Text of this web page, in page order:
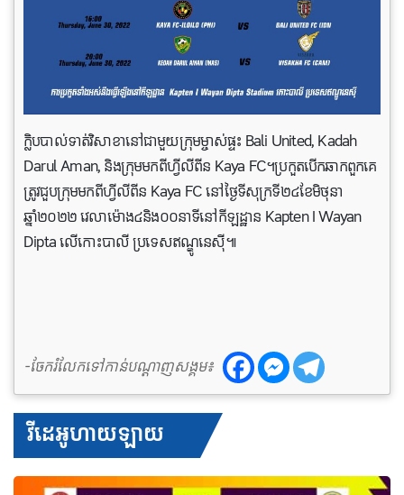
ក្លិបបាល់​ទាត់​វិសាខានៅជាមួយក្រុមម្ចាស់​ផ្ទះ Bali United, Kadah
Darul Aman, និង​ក្រុម​មកពីហ្វីលីពីន Kaya FC។​ប្រកួតបើក​ឆាក​ពួក​គេ​
ត្រូវ​ជួបក្រុមមក​ពី​ហ្វីលីពីន Kaya FC នៅថ្ងៃទីសុក្រទី២៤ខែមិថុនា
ឆ្នាំ២០២២ វេលាម៉ោង៤​និង​០០នាទី​នៅកីឡដ្ឋាន Kapten I Wayan
Dipta លើកោះបាលី ប្រទេសឥណ្ឌូនេស៊ី៕
-ចែករំលែកទៅកាន់បណ្តាញសង្គម៖
វីដេអូហាយឡាយ